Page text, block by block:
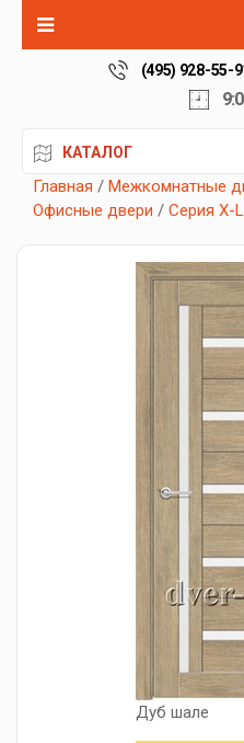
(495) 928-55-
КАТАЛОГ
Главная / Межкомнатные
Офисные двери / Серия X-
Дуб шале